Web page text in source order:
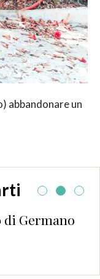
abbandonare un
Germano